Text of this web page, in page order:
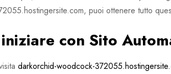
puoi ottenere tutto
con Sito
darkorchid-woodcock-